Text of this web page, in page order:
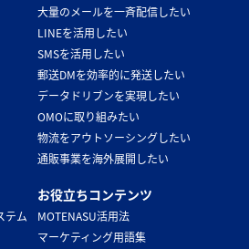
大量のメールを一斉配信したい
LINEを活用したい
SMSを活用したい
郵送DMを効率的に発送したい
データドリブンを実現したい
OMOに取り組みたい
物流をアウトソーシングしたい
通販事業を海外展開したい
テム
お役立ちコンテンツ
MOTENASU活用法
マーケティング用語集